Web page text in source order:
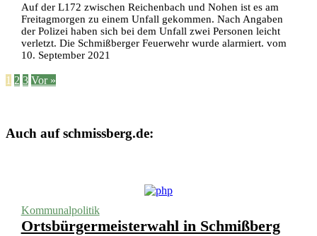
Auf der L172 zwischen Reichenbach und Nohen ist es am
Freitagmorgen zu einem Unfall gekommen. Nach Angaben
der Polizei haben sich bei dem Unfall zwei Personen leicht
verletzt. Die Schmißberger Feuerwehr wurde alarmiert. vom
10. September 2021
1 2 3 Vor »
Auch auf schmissberg.de:
Kommunalpolitik
Ortsbürgermeisterwahl in Schmißberg